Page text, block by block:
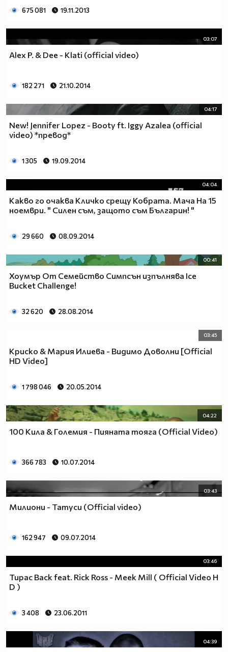
675 081 19.11.2013
03:07
Alex P. & Dee - Klati (official video)
182 271 21.10.2014
04:17
New! Jennifer Lopez - Booty ft. Iggy Azalea (official
video) *превод*
1 305 19.09.2014
04:04
Какво го очаква Кличко срещу Кобрата. Мача На 15
ноември. " Силен съм, защото съм Българин! "
29 660 08.09.2014
00:41
Хоумър От Семейство Симпсън изпълнява Ice
Bucket Challenge!
32 620 28.08.2014
03:45
Криско & Мария Илиева - Видимо Доволни [Official
HD Video]
1 798 046 20.05.2014
04:22
100 Кила & Големия - Пияната тояга (Official Video)
366 783 10.07.2014
03:43
Милиони - Татуси (Official video)
162 947 09.07.2014
03:46
Tupac Back feat. Rick Ross - Meek Mill ( Official Video H
D )
3 408 23.06.2011
04:39